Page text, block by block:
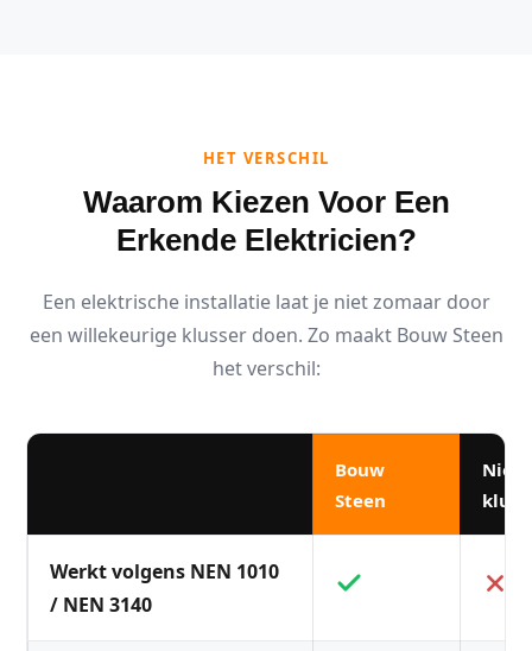
HET VERSCHIL
Waarom Kiezen Voor Een
Erkende Elektricien?
Een elektrische installatie laat je niet zomaar door
een willekeurige klusser doen. Zo maakt Bouw Steen
het verschil:
Bouw
Steen
Niet-
Werkt volgens NEN 1010
/ NEN 3140